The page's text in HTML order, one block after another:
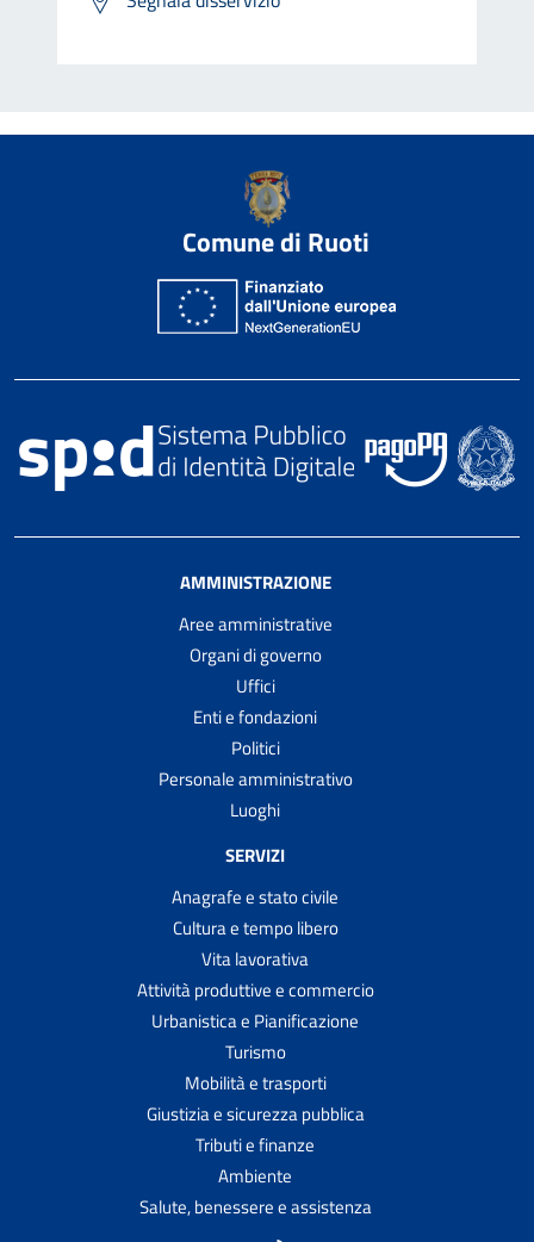
Comune di Ruoti
AMMINISTRAZIONE
Aree amministrative
Organi di governo
Uffici
Enti e fondazioni
Politici
Personale amministrativo
Luoghi
SERVIZI
Anagrafe e stato civile
Cultura e tempo libero
Vita lavorativa
Attività produttive e commercio
Urbanistica e Pianificazione
Turismo
Mobilità e trasporti
Giustizia e sicurezza pubblica
Tributi e finanze
Ambiente
Salute, benessere e assistenza